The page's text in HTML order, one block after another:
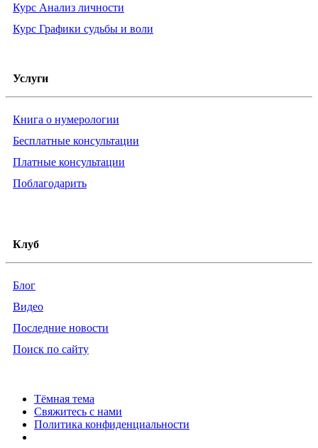
Курс Анализ личности
Курс Графики судьбы и воли
Услуги
Книга о нумерологии
Бесплатные консультации
Платные консультации
Поблагодарить
Клуб
Блог
Видео
Последние новости
Поиск по сайту
Тёмная тема
Свяжитесь с нами
Политика конфиденциальности